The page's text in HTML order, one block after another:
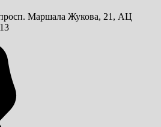
просп. Маршала Жукова, 21, АЦ